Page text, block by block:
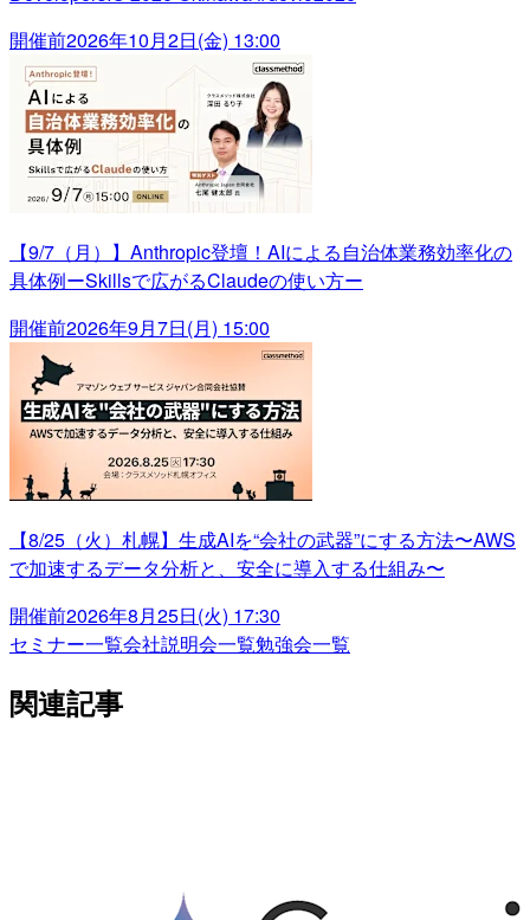
開催前2026年10月2日(金) 13:00
【9/7（月）】Anthropic登壇！AIによる自治体業務効率化の
具体例ーSkillsで広がるClaudeの使い方ー
開催前2026年9月7日(月) 15:00
【8/25（火）札幌】生成AIを“会社の武器”にする方法〜AWS
で加速するデータ分析と、安全に導入する仕組み〜
開催前2026年8月25日(火) 17:30
セミナー一覧会社説明会一覧勉強会一覧
関連記事